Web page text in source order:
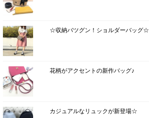
☆収納バツグン！ショルダーバッグ☆
花柄がアクセントの新作バッグ♪
カジュアルなリュックが新登場☆